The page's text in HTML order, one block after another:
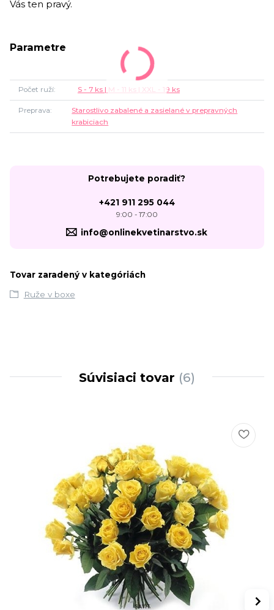
Vás ten pravý.
Parametre
Počet ruží S - 7 ks | M - 11 ks | XXL - 19 ks
Preprava
Starostlivo zabalené a zasielané v prepravných
krabiciach
Potrebujete poradiť?
+421 911 295 044
9:00 - 17:00
info@onlinekvetinarstvo.sk
Tovar zaradený v kategóriách
Ruže v boxe
Súvisiaci tovar 6